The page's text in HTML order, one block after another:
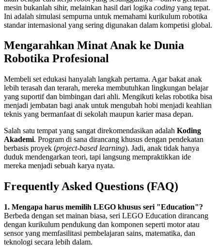
mesin bukanlah sihir, melainkan hasil dari logika coding yang tepat.
Ini adalah simulasi sempurna untuk memahami kurikulum robotika
standar internasional yang sering digunakan dalam kompetisi global.
Mengarahkan Minat Anak ke Dunia
Robotika Profesional
Membeli set edukasi hanyalah langkah pertama. Agar bakat anak
lebih terasah dan terarah, mereka membutuhkan lingkungan belajar
yang suportif dan bimbingan dari ahli. Mengikuti kelas robotika bisa
menjadi jembatan bagi anak untuk mengubah hobi menjadi keahlian
teknis yang bermanfaat di sekolah maupun karier masa depan.
Salah satu tempat yang sangat direkomendasikan adalah Koding
Akademi. Program di sana dirancang khusus dengan pendekatan
berbasis proyek (project-based learning). Jadi, anak tidak hanya
duduk mendengarkan teori, tapi langsung mempraktikkan ide
mereka menjadi sebuah karya nyata.
Frequently Asked Questions (FAQ)
1. Mengapa harus memilih LEGO khusus seri "Education"?
Berbeda dengan set mainan biasa, seri LEGO Education dirancang
dengan kurikulum pendukung dan komponen seperti motor atau
sensor yang memfasilitasi pembelajaran sains, matematika, dan
teknologi secara lebih dalam.